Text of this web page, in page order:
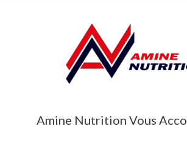
Amine Nutrition Vous